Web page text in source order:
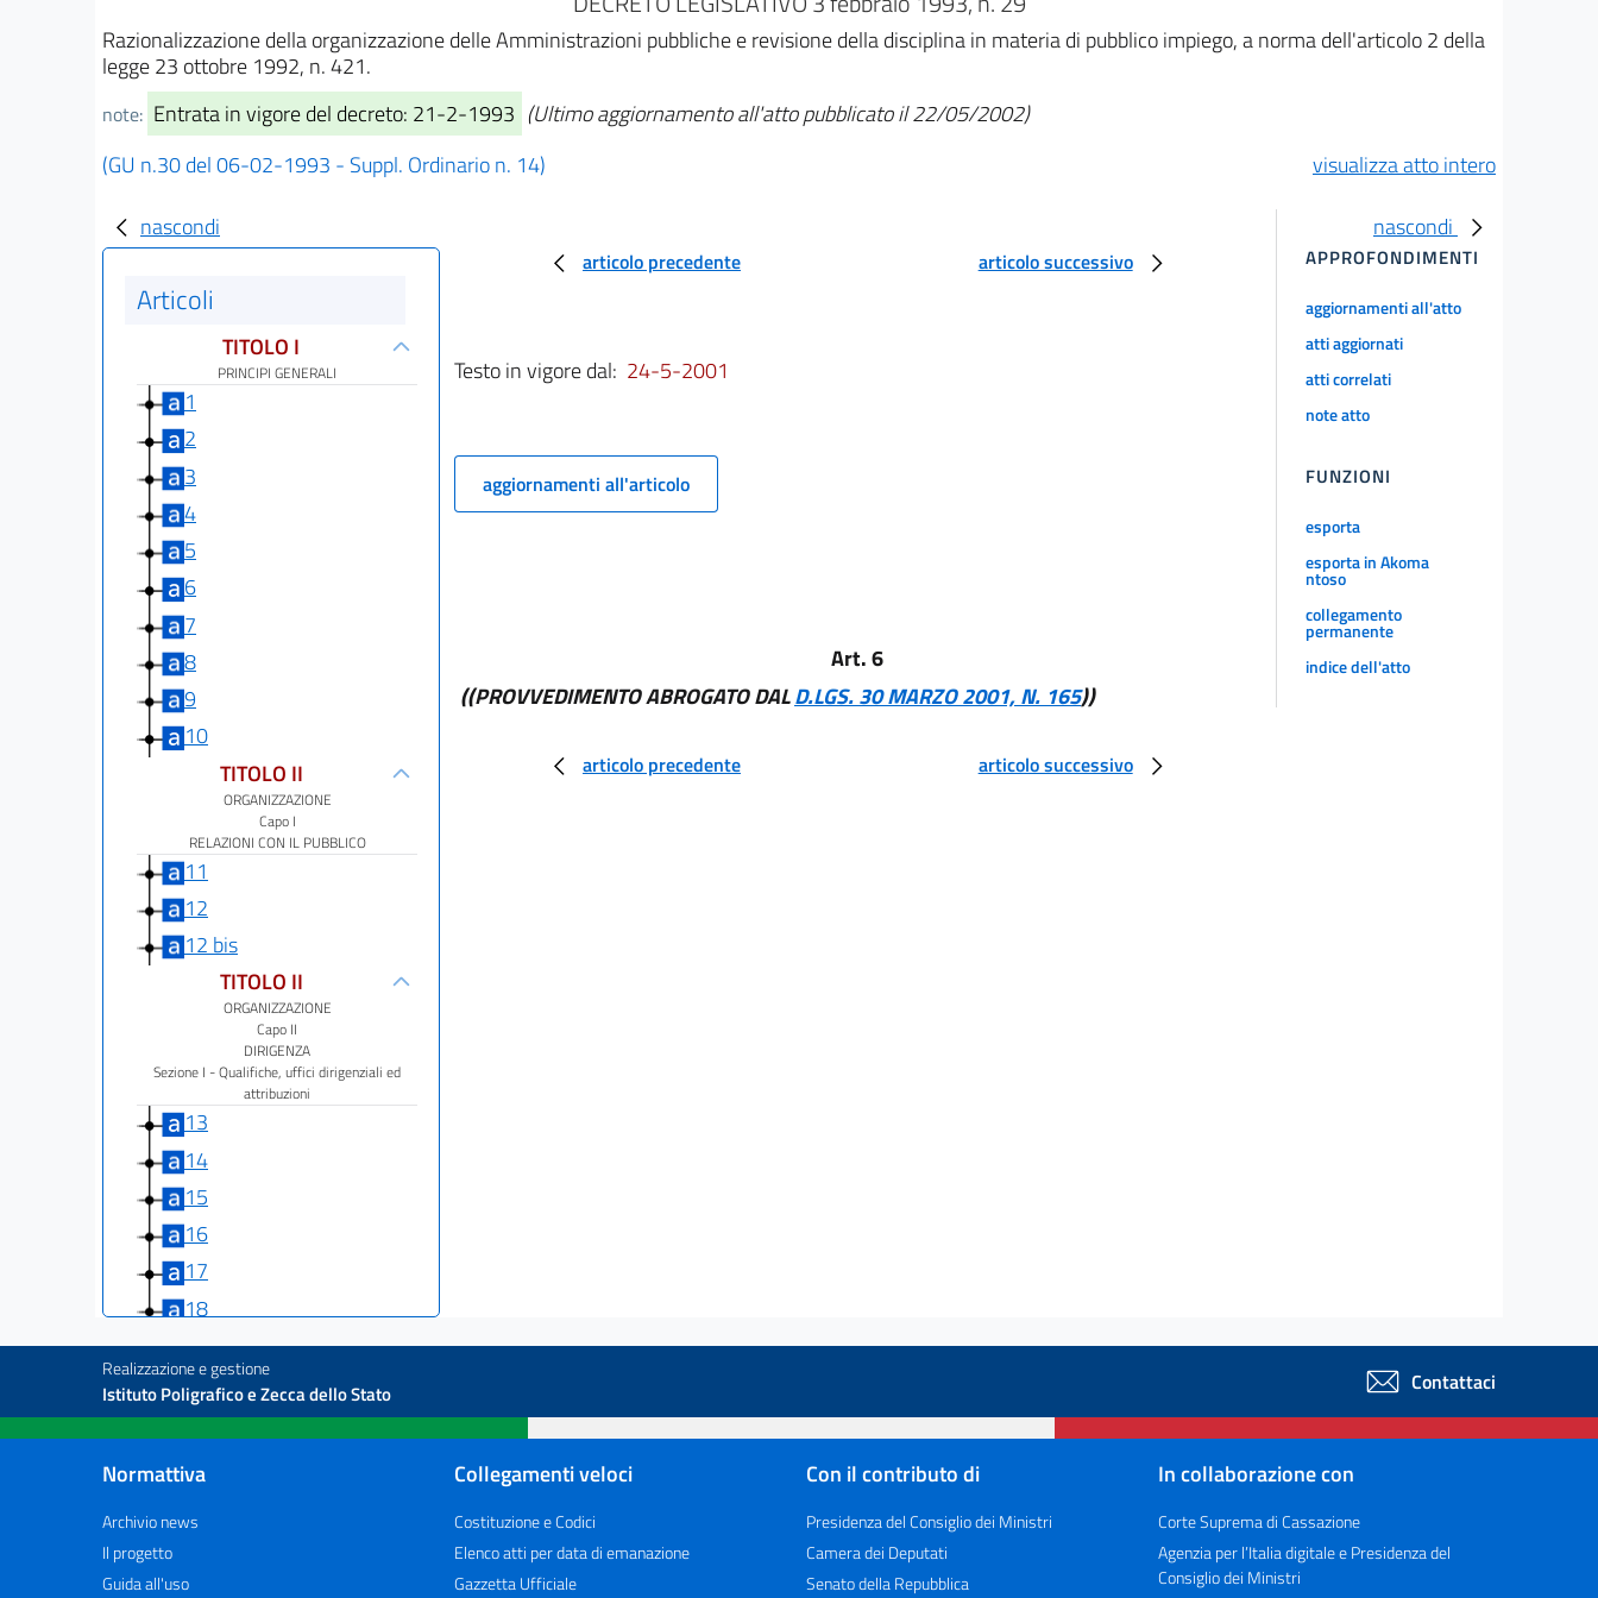
Razionalizzazione della organizzazione delle Amministrazioni pubbliche e revisione della disciplina in materia di pubblico impiego, a norma dell'articolo 2 della
legge 23 ottobre 1992, n. 421.
note: Entrata in vigore del decreto: 21-2-1993 (Ultimo aggiornamento all'atto pubblicato il 22/05/2002)
(GU n.30 del 06-02-1993 - Suppl. Ordinario n. 14)
visualizza atto intero
nascondi
Articoli
TITOLO I
PRINCIPI GENERALI
1
2
3
4
5
6
7
8
9
10
TITOLO II
ORGANIZZAZIONE
Capo I
RELAZIONI CON IL PUBBLICO
11
12
12 bis
TITOLO II
ORGANIZZAZIONE
Capo II
DIRIGENZA
Sezione I - Qualifiche, uffici dirigenziali ed
attribuzioni
13
14
15
16
17
18
19
20
21
23
24
articolo precedente articolo successivo
Testo in vigore dal: 24-5-2001
aggiornamenti all'articolo
Art. 6
((PROVVEDIMENTO ABROGATO DALD.LGS. 30 MARZO 2001, N. 165))
articolo precedente articolo successivo
nascondi
APPROFONDIMENTI
aggiornamenti all'atto
atti aggiornati
atti correlati
note atto
FUNZIONI
esporta
esporta in Akoma
ntoso
collegamento
permanente
indice dell'atto
Realizzazione e gestione
Istituto Poligrafico e Zecca dello Stato Contattaci
Normattiva
Archivio news
Il progetto
Guida all'uso
Collegamenti veloci
Costituzione e Codici
Elenco atti per data di emanazione
Gazzetta Ufficiale
Con il contributo di
Presidenza del Consiglio dei Ministri
Camera dei Deputati
Senato della Repubblica
In collaborazione con
Corte Suprema di Cassazione
Agenzia per l’Italia digitale e Presidenza del
Consiglio dei Ministri